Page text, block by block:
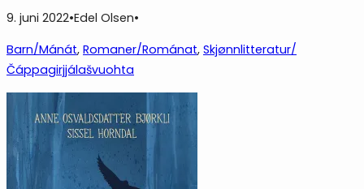
9. juni 2022•Edel Olsen•
Barn/Mánát, Romaner/Románat, Skjønnlitteratur/
Čáppagirjjálašvuohta